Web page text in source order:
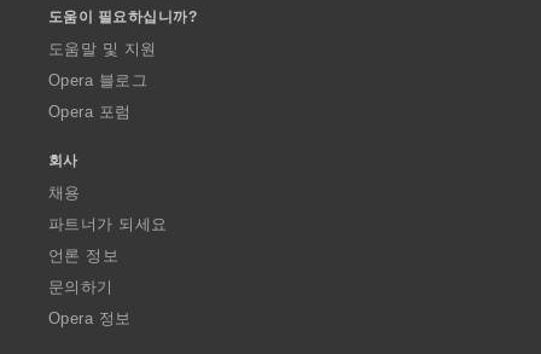
도움이 필요하십니까?
도움말 및 지원
Opera 블로그
Opera 포럼
회사
채용
파트너가 되세요
언론 정보
문의하기
Opera 정보